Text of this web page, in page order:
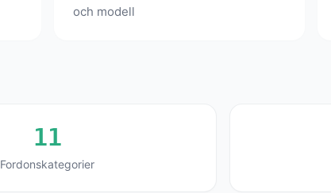
och modell
11
Fordonskategorier